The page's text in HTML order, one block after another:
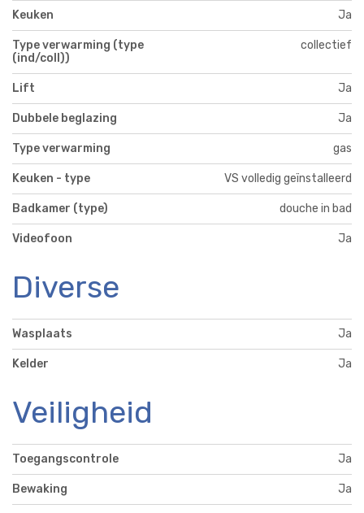
Keuken Ja
Type verwarming (type
(ind/coll))
collectief
Lift Ja
Dubbele beglazing Ja
Type verwarming gas
Keuken - type VS volledig geïnstalleerd
Badkamer (type) douche in bad
Videofoon Ja
Diverse
Wasplaats Ja
Kelder Ja
Veiligheid
Toegangscontrole Ja
Bewaking Ja